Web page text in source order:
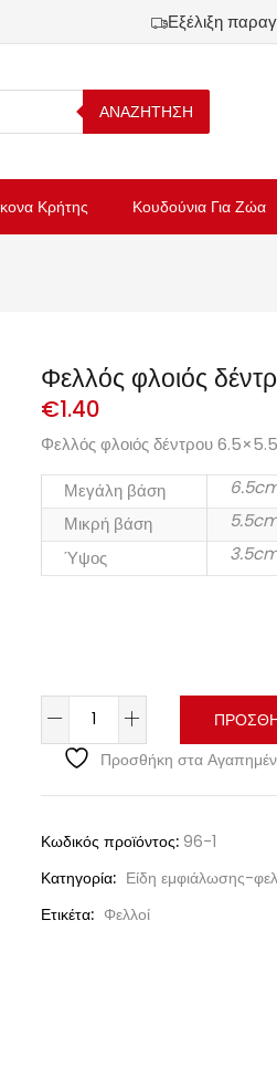
Εξέλιξη
ΑΝΑΖΗΤΗΣΗ
Κρήτης Κουδούνια Για Ζώα
Φελλός φλοιός
€1.40
Φελλός φλοιός δέντρου
Μεγάλη βάση
Μικρή βάση
Ύψος
Προσθήκη στα
Κωδικός προϊόντος: 96-1
Κατηγορία: Είδη εμφιάλωσης-
Ετικέτα: Φελλοί